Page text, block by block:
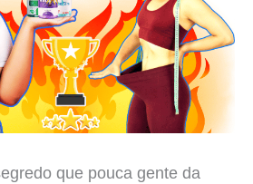
que pouca gente da